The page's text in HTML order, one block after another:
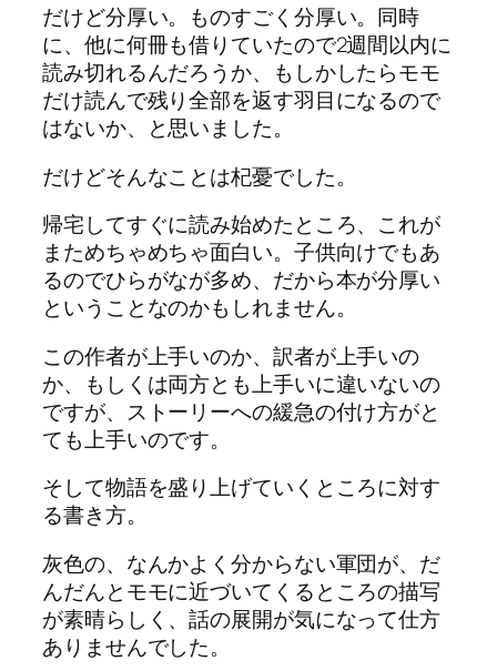
だけど分厚い。ものすごく分厚い。同時
に、他に何冊も借りていたので2週間以内に
読み切れるんだろうか、もしかしたらモモ
だけ読んで残り全部を返す羽目になるので
はないか、と思いました。
だけどそんなことは杞憂でした。
帰宅してすぐに読み始めたところ、これが
まためちゃめちゃ面白い。子供向けでもあ
るのでひらがなが多め、だから本が分厚い
ということなのかもしれません。
この作者が上手いのか、訳者が上手いの
か、もしくは両方とも上手いに違いないの
ですが、ストーリーへの緩急の付け方がと
ても上手いのです。
そして物語を盛り上げていくところに対す
る書き方。
灰色の、なんかよく分からない軍団が、だ
んだんとモモに近づいてくるところの描写
が素晴らしく、話の展開が気になって仕方
ありませんでした。